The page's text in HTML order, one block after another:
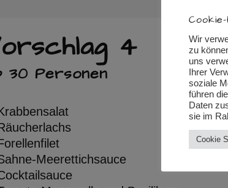
4
30 Personen
Meerettichsauce
Wir
zu
uns
Ihrer
soziale
führen
Daten
sie im
Cookie